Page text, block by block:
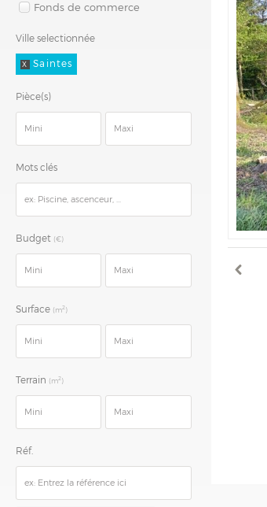
Fonds de commerce
Ville selectionnée
X Saintes
Pièce(s)
Mots clés
Budget (€)
Surface (m2)
Terrain (m2)
Réf.